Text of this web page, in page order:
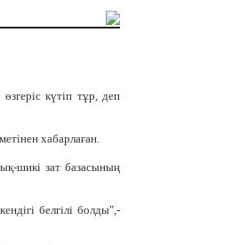
күтіп тұр, деп
хабарлаған.
шикі зат базасының
белгілі болды",-